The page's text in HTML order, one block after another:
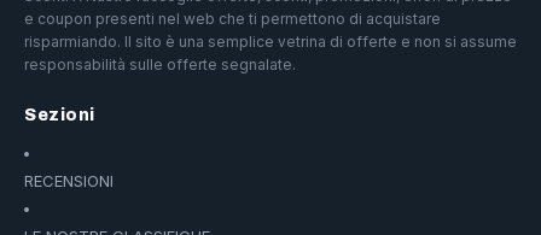
e coupon presenti nel web che ti permettono di acquistare
risparmiando. Il sito è una semplice vetrina di offerte e non si assume
responsabilità sulle offerte segnalate.
Sezioni
RECENSIONI